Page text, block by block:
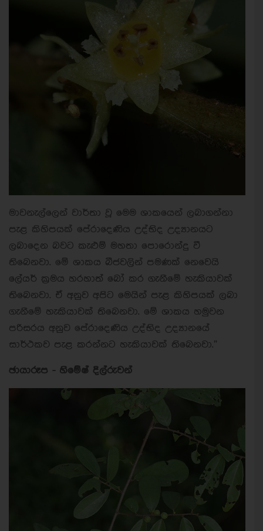
මාවනැල්ලෙන් වාර්තා වූ මෙම ශාකයෙන් ලබාගන්නා
පැළ කිහිපයක් පේරාදෙණිය උද්භිද උද්‍යානයට
ලබාදෙන බවට කැළුම් මහතා පොරොන්දු වී
තිබෙනවා. මේ ශාකය බීජවලින් පමණක් නෙවෙයි
ලේයර් ක්‍රමය හරහාත් බෝ කර ගැනීමේ හැකියාවක්
තිබෙනවා. ඒ අනුව අපිට මෙයින් පැළ කිහිපයක් ලබා
ගැනීමේ හැකියාවක් තිබෙනවා. මේ ශාකය හමුවන
පරිසරය අනුව පේරාදෙණිය උද්භිද උද්‍යානයේ
සාර්ථකව පැළ කරන්නට හැකියාවක් තිබෙනවා.”
ඡායාරූප - හිමේෂ් දිල්රුවන්